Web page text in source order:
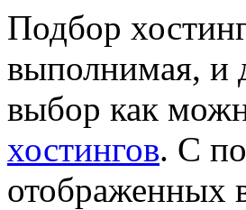
Подбор
выполнимая, и
выбор как
хостингов. С
отображенных